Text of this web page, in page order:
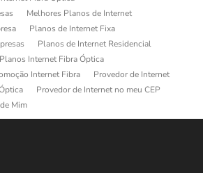
Melhores Planos de Internet
Planos de Internet Fixa
Planos de Internet Residencial
Planos Internet Fibra Óptica
Internet Fibra
Provedor de Internet
Provedor de Internet no meu CEP
Mim